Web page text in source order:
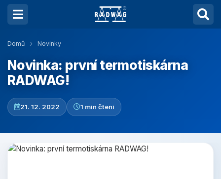
Domů Novinky
Novinka: první termotiskárna
RADWAG!
21. 12. 2022 1 min čtení